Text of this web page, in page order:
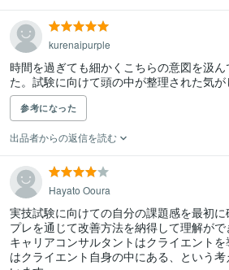
kurenaipurple
時間を過ぎても細かくこちらの意図を汲
た。試験に向けて頭の中が整理された気が
参考になった
出品者からの返信を読む
Hayato Ooura
実技試験に向けての自分の課題感を最初
プレを通じて改善方法を納得して理解がで
キャリアコンサルタントはクライエント
はクライエント自身の中にある、という